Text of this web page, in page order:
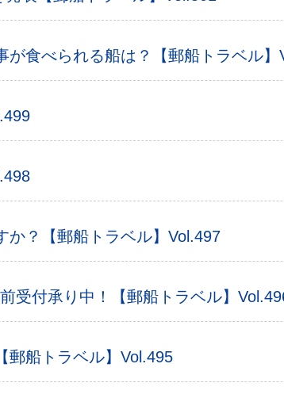
食べられる船は？【郵船トラベル】
か？【郵船トラベル】Vol.497
受付承り中！【郵船トラベル】
郵船トラベル】Vol.495